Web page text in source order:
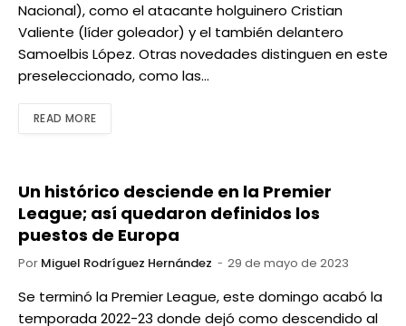
Nacional), como el atacante holguinero Cristian
Valiente (líder goleador) y el también delantero
Samoelbis López. Otras novedades distinguen en este
preseleccionado, como las…
READ MORE
Un histórico desciende en la Premier
League; así quedaron definidos los
puestos de Europa
Por Miguel Rodríguez Hernández 29 de mayo de 2023
Se terminó la Premier League, este domingo acabó la
temporada 2022-23 donde dejó como descendido al